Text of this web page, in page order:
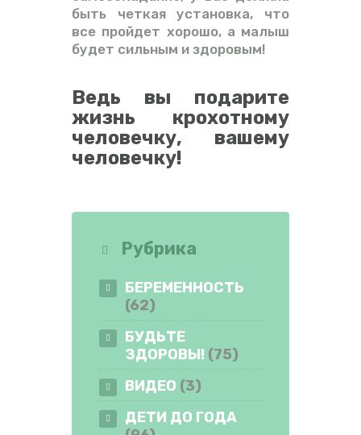
быть четкая установка, что
все пройдет хорошо, а малыш
будет сильным и здоровым!
Ведь вы подарите
жизнь крохотному
человечку, вашему
человечку!
Рубрика
БЕРЕМЕННОСТЬ
(62)
БУДЬТЕ
ЗДОРОВЫ! (75)
ВИДЕО (3)
ДЕТИ ДО ГОДА